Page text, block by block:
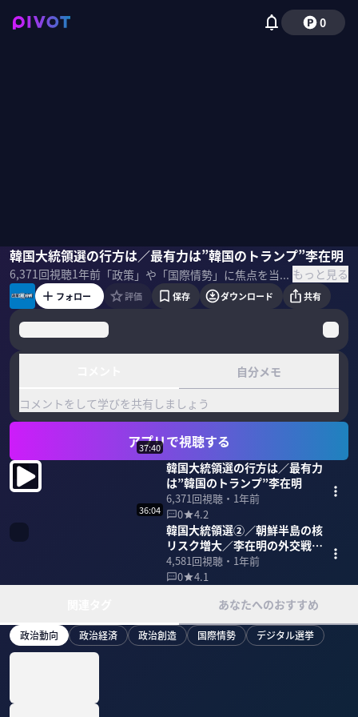
0
韓国大統領選の行方は／最有力は”韓国のトランプ”李在明
6,371回視聴1年前 「政策」や「国際情勢」に焦点を当て、徹底分析する「政策超分析」。今回のテーマは「韓国大統領選」。前編では選挙の最新情勢と、最有力候補とされる李在明氏を専門家が解説。 ＜ゲスト＞ 牧野愛博｜朝日新聞 元ソウル支局長 著書『韓国大乱』 もっと見る
李相哲牧野愛博磯貝初奈
フォロー 評価 保存 ダウンロード 共有
自分メモ
コメントをして学びを共有しましょう
アプリで視聴する
37:40
韓国大統領選の行方は／最有力
は”韓国のトランプ”李在明
6,371回視聴・ 1年前
0
4.2
36:04
韓国大統領選②／朝鮮半島の核
リスク増大／李在明の外交戦略
は
4,581回視聴・ 1年前
0
4.1
あなたへのおすすめ
政治動向 政治経済 政治創造 国際情勢 デジタル選挙